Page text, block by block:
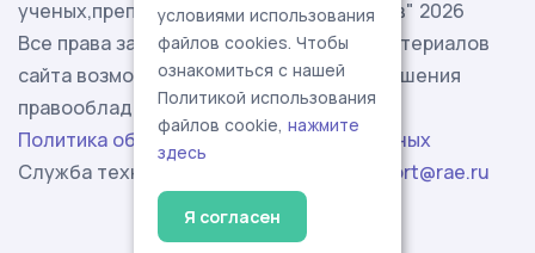
ученых,преподавателей и специалистов" 2026
Все права защищены. Использование материалов
сайта возможно исключительно с разрешения
правообладателя.
Политика обработки персональных данных
Служба технической поддержки -
support@rae.ru
условиями использования
файлов cookies. Чтобы
ознакомиться с нашей
Политикой использования
файлов cookie, нажмите
здесь
Я согласен